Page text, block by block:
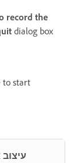
record the
dialog box
to start